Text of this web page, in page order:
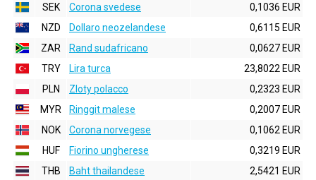
SEK
Corona svedese
0,1036 EUR
NZD
Dollaro neozelandese
0,6115 EUR
ZAR
Rand sudafricano
0,0627 EUR
TRY
Lira turca
23,8022 EUR
PLN
Zloty polacco
0,2323 EUR
MYR
Ringgit malese
0,2007 EUR
NOK
Corona norvegese
0,1062 EUR
HUF
Fiorino ungherese
0,3219 EUR
THB
Baht thailandese
2,5421 EUR